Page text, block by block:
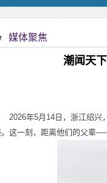
媒体聚焦
潮闻天
年5月14日，浙江绍兴，
这一刻，距离他们的父辈